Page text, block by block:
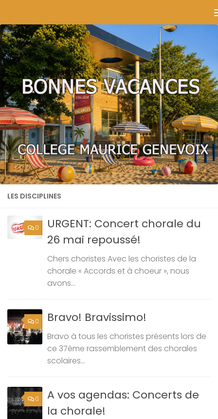
LES DISCIPLINES
0
URGENT: Concert chorale du
26 mai repoussé!
Chers choristes Avec les choristes de la
chorale « Accords et à choeur », nous
avons...
0 Bravo! Bravissimo!
Bravo à tous les choristes présents lors de
ce 37ème rassemblement des chorales
scolaires...
0
A vos agendas: Concerts de
la chorale!